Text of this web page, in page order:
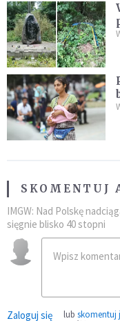
SKOMENTUJ
IMGW: Nad Polskę
sięgnie blisko 40 stopni
Zaloguj się lub skomentuj